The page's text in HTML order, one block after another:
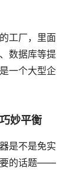
工厂，里面
数据库等提
一个大型企
妙平衡
是不是免实
要的话题——